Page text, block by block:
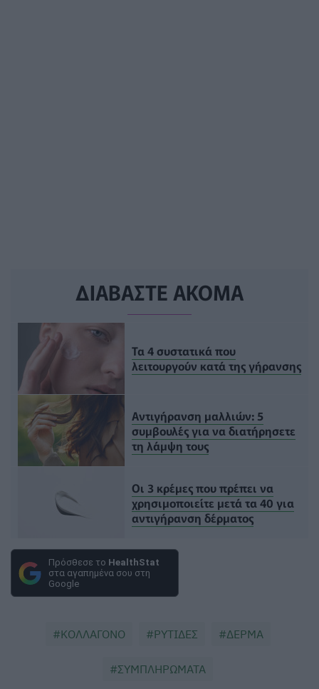
ΔΙΑΒΑΣΤΕ ΑΚΟΜΑ
Τα 4 συστατικά που
λειτουργούν κατά της γήρανσης
Αντιγήρανση μαλλιών: 5
συμβουλές για να διατήρησετε
τη λάμψη τους
Οι 3 κρέμες που πρέπει να
χρησιμοποιείτε μετά τα 40 για
αντιγήρανση δέρματος
Πρόσθεσε το HealthStat
στα αγαπημένα σου στη
Google
ΚΟΛΛΑΓΟΝΟ ΡΥΤΙΔΕΣ ΔΕΡΜΑ
ΣΥΜΠΛΗΡΩΜΑΤΑ